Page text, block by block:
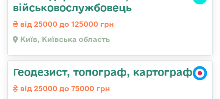
військовослужбовець
від 25000 до 125000 грн
Київ, Київська область
Геодезист, топограф, картограф
від 25000 до 75000 грн